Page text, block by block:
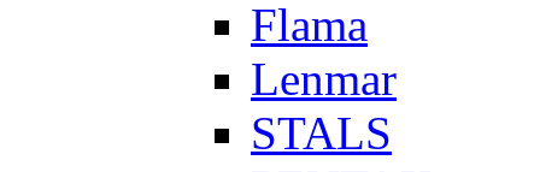
Flama
Lenmar
STALS